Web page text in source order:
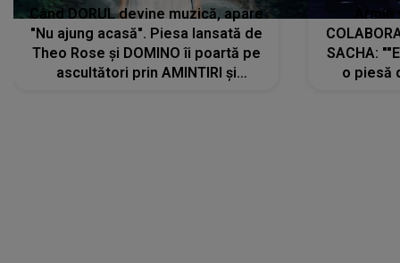
Când DORUL devine muzică, apare
"Nu ajung acasă". Piesa lansată de
Theo Rose și DOMINO îi poartă pe
ascultători prin AMINTIRI și
SACHA:
o piesă